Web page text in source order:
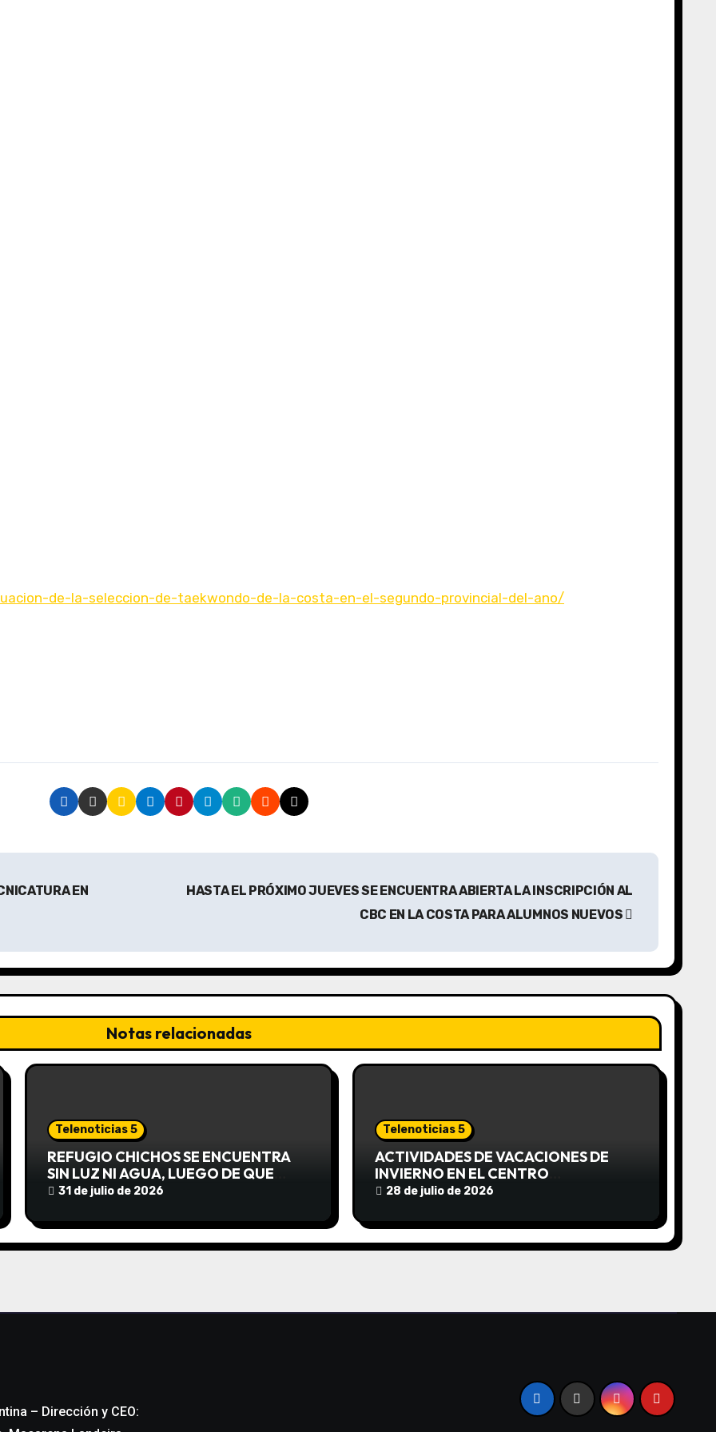
de-la-seleccion-de-taekwondo-de-la-costa-en-el-segundo-provincial-del-ano/
EN
HASTA EL PRÓXIMO JUEVES SE ENCUENTRA ABIERTA LA INSCRIPCIÓN AL
CBC EN LA COSTA PARA ALUMNOS NUEVOS
Notas relacionadas
Telenoticias 5
REFUGIO CHICHOS SE ENCUENTRA
SIN LUZ NI AGUA, LUEGO DE QUE
EDEA CORTARA EL SUMINISTRO SIN
31 de julio de 2026
Telenoticias 5
ACTIVIDADES DE VACACIONES DE
INVIERNO EN EL CENTRO
COMUNITARIO EL TALA
28 de julio de 2026
– Dirección y CEO: